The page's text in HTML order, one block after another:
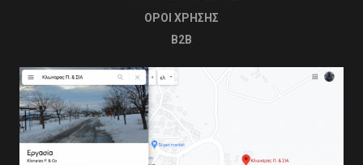
OΡΟΙ ΧΡΗΣΗΣ
B2B